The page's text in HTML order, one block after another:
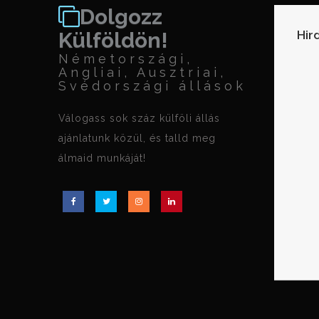
Dolgozz
Külföldön!
Németországi,
Angliai, Ausztriai,
Svédországi állások
Válogass sok száz külföli állás
ajánlatunk közül, és talld meg
álmaid munkáját!